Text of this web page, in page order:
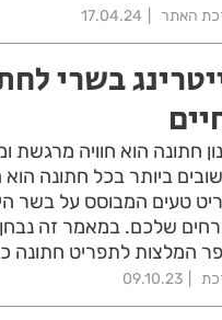
האתר 17.04.24
בשרי
חתונה הוא חוויה
ביותר בכל חתונה הוא
טעים המבוסס על בשר
שלכם. במאמר זה נבחן
המלצות לתפריט חתונה
09.10.23